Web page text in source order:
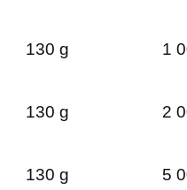
130 g 1
130 g 2
130 g 5